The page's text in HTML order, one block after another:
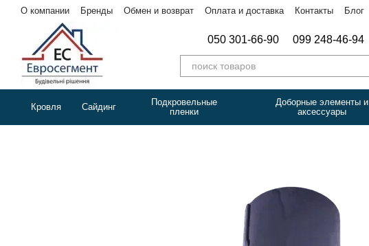
Перейти к основному контенту
О компании Бренды Обмен и возврат Оплата и доставка Контакты Блог
050 301-66-90 099 248-46-94
Кровля Сайдинг
Подкровельные
пленки
Доборные элементы и
аксессуары